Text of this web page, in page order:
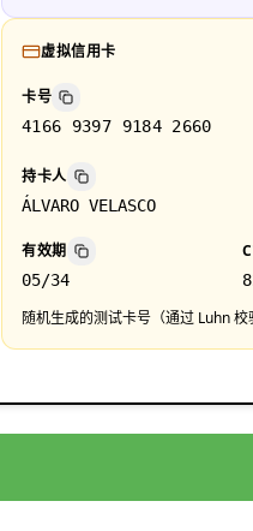
虚拟信用卡
卡号
4166 9397 9184 2660
持卡人
ÁLVARO VELASCO
有效期
05/34
随机生成的测试卡号（通过 Luhn